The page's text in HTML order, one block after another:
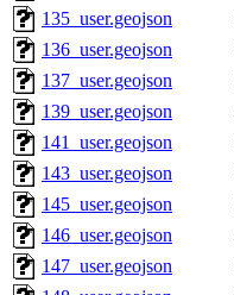
135_user.geojson
136_user.geojson
137_user.geojson
139_user.geojson
141_user.geojson
143_user.geojson
145_user.geojson
146_user.geojson
147_user.geojson